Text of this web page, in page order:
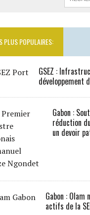
PLUS POPULAIRES:
GSEZ :
développement
Gabon :
réduction
un devoir
Gabon : Olam
actifs de la